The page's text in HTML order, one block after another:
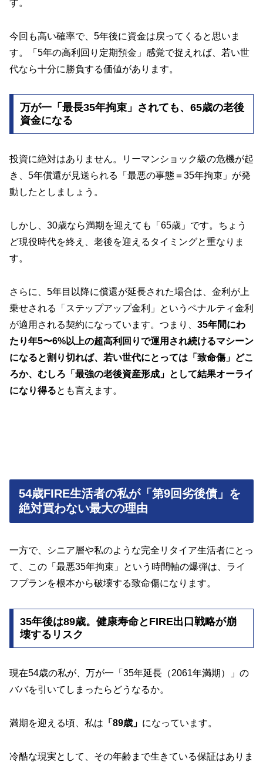
す。
今回も高い確率で、5年後に資金は戻ってくると思いま
す。「5年の高利回り定期預金」感覚で捉えれば、若い世
代なら十分に勝負する価値があります。
万が一「最長35年拘束」されても、65歳の老後
資金になる
投資に絶対はありません。リーマンショック級の危機が起
き、5年償還が見送られる「最悪の事態＝35年拘束」が発
動したとしましょう。
しかし、30歳なら満期を迎えても「65歳」です。ちょう
ど現役時代を終え、老後を迎えるタイミングと重なりま
す。
さらに、5年目以降に償還が延長された場合は、金利が上
乗せされる「ステップアップ金利」というペナルティ金利
が適用される契約になっています。つまり、 35年間にわ
たり年5〜6%以上の超高利回りで運用され続けるマシーン
になると割り切れば、若い世代にとっては「致命傷」どこ
ろか、むしろ「最強の老後資産形成」として結果オーライ
になり得るとも言えます。
54歳FIRE生活者の私が「第9回劣後債」を
絶対買わない最大の理由
一方で、シニア層や私のような完全リタイア生活者にとっ
て、この「最悪35年拘束」という時間軸の爆弾は、ライ
フプランを根本から破壊する致命傷になります。
35年後は89歳。健康寿命とFIRE出口戦略が崩
壊するリスク
現在54歳の私が、万が一「35年延長（2061年満期）」の
ババを引いてしまったらどうなるか。
満期を迎える頃、私は 「89歳」 になっています。
冷酷な現実として、その年齢まで生きている保証はありま